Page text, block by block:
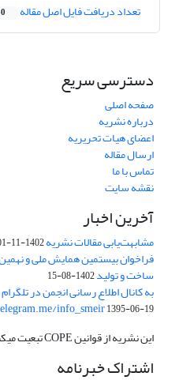
تعداد دریافت فایل اصل مقاله
دسترسی سریع
صفحه اصلی
درباره نشریه
اعضای هیات تحریریه
ارسال مقاله
تماس با ما
نقشه سایت
آخرین اخبار
مشابهت‌یابی مقالات نشریه1402-11-01
فراخوان بیستمین همایش ملی و
ساخت و تولید1402-08-15
به کانال اطلاع رسانی انجمن در
info_smeir1395-06-19
این نشریه از قوانین COPE تبعیت میکند.
اشتراک خبرنامه